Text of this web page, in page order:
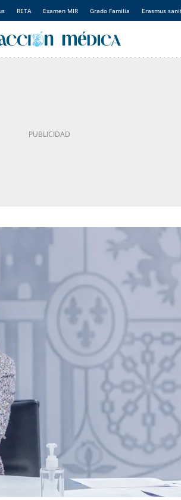
RETA Examen MIR Grado Familia Erasmus